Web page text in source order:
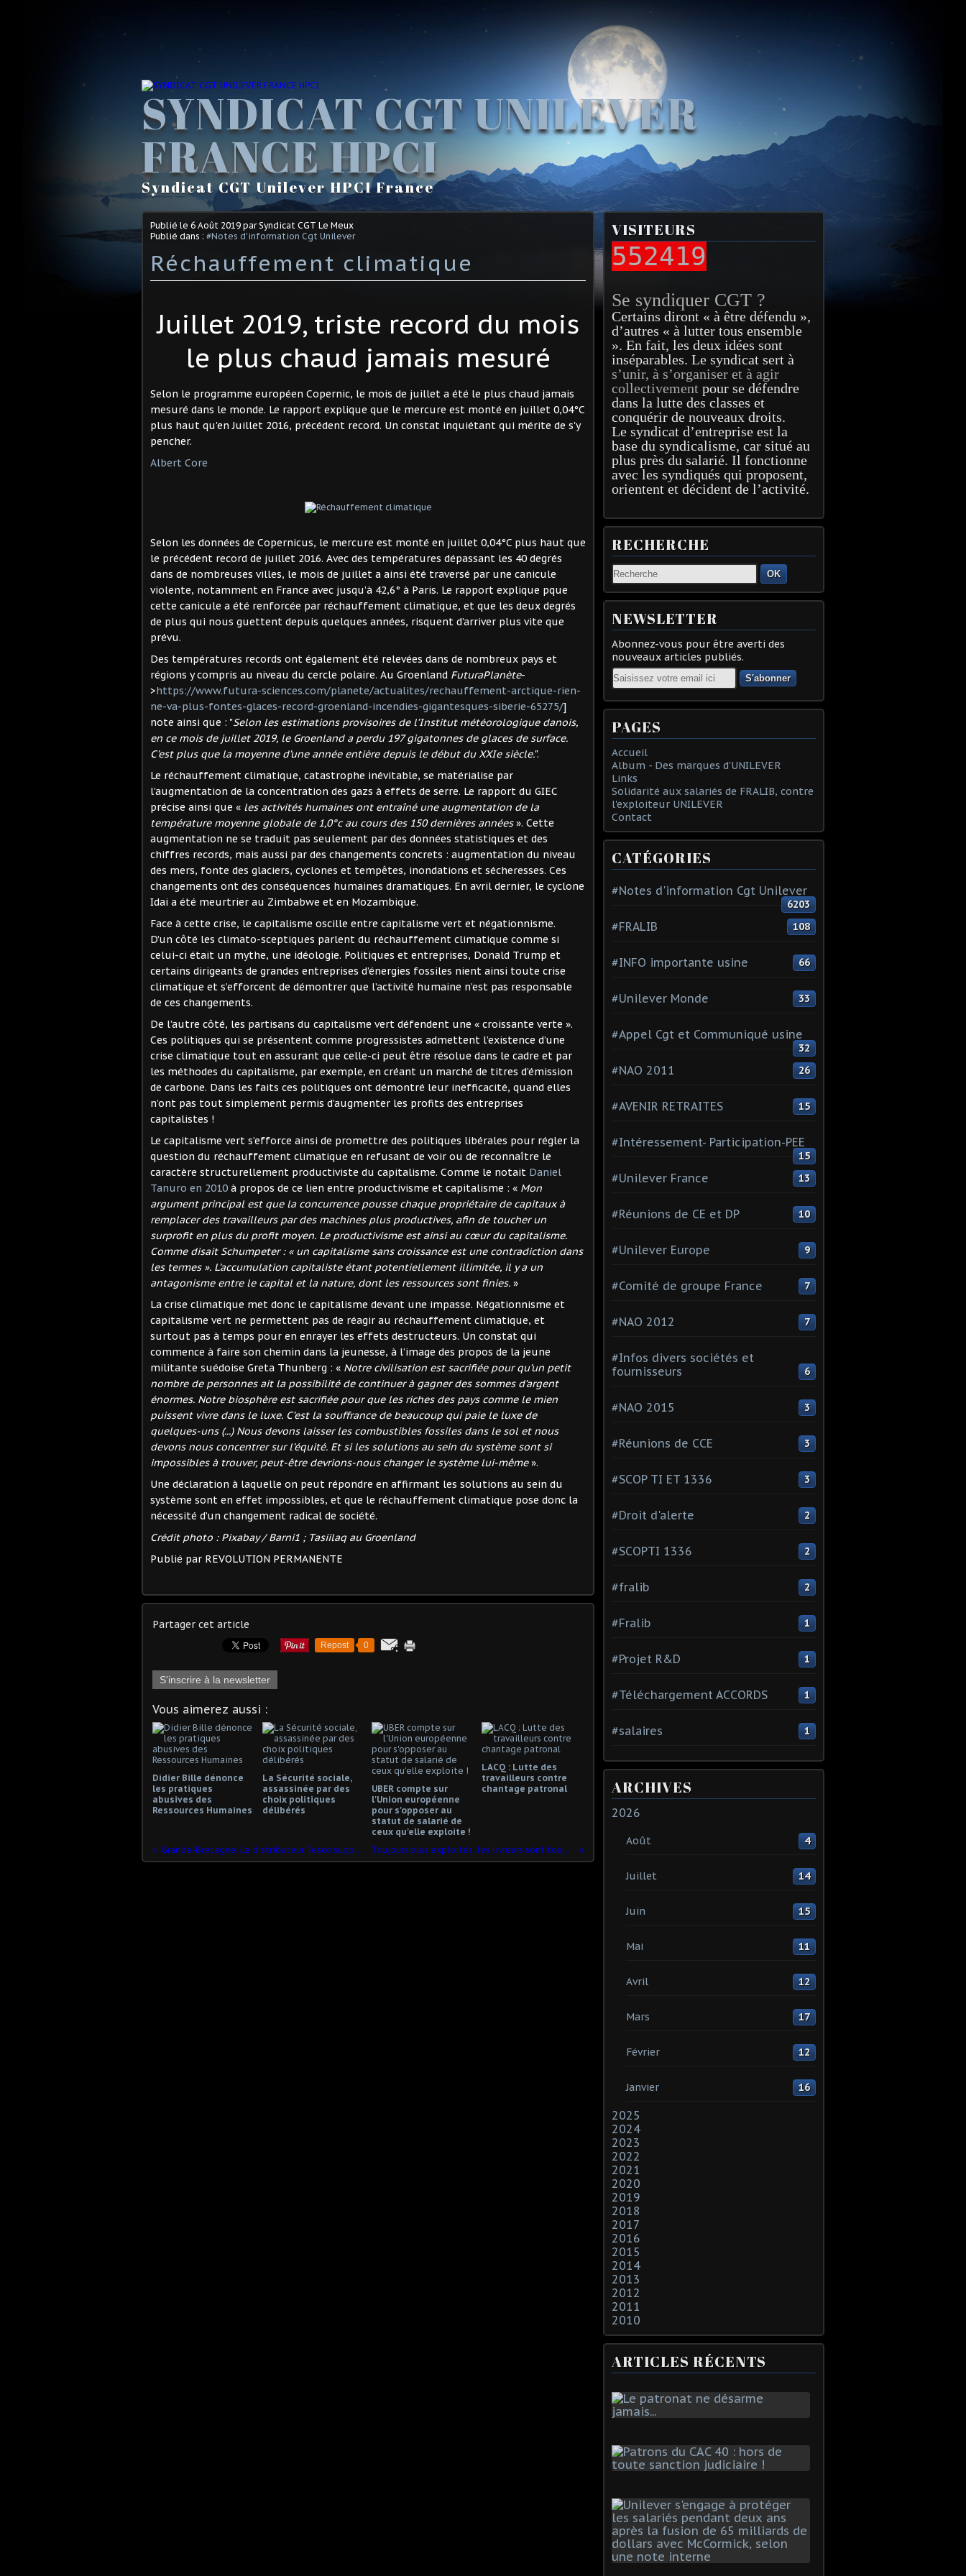
SYNDICAT CGT UNILEVER
FRANCE HPCI
Syndicat CGT Unilever HPCI France
Publié le 6 Août 2019 par Syndicat CGT Le Meux
Publié dans : #Notes d'information Cgt Unilever
Réchauffement climatique
Juillet 2019, triste record du mois
le plus chaud jamais mesuré
Selon le programme européen Copernic, le mois de juillet a été le plus chaud jamais
mesuré dans le monde. Le rapport explique que le mercure est monté en juillet 0,04°C
plus haut qu'en Juillet 2016, précédent record. Un constat inquiétant qui mérite de s'y
pencher.
Albert Core
Selon les données de Copernicus, le mercure est monté en juillet 0,04°C plus haut que
le précédent record de juillet 2016. Avec des températures dépassant les 40 degrés
dans de nombreuses villes, le mois de juillet a ainsi été traversé par une canicule
violente, notamment en France avec jusqu’à 42,6° à Paris. Le rapport explique pque
cette canicule a été renforcée par réchauffement climatique, et que les deux degrés
de plus qui nous guettent depuis quelques années, risquent d’arriver plus vite que
prévu.
Des températures records ont également été relevées dans de nombreux pays et
régions y compris au niveau du cercle polaire. Au Groenland FuturaPlanète-
>https://www.futura-sciences.com/planete/actualites/rechauffement-arctique-rien-
ne-va-plus-fontes-glaces-record-groenland-incendies-gigantesques-siberie-65275/]
note ainsi que : "Selon les estimations provisoires de l’Institut météorologique danois,
en ce mois de juillet 2019, le Groenland a perdu 197 gigatonnes de glaces de surface.
C’est plus que la moyenne d’une année entière depuis le début du XXIe siècle.".
Le réchauffement climatique, catastrophe inévitable, se matérialise par
l’augmentation de la concentration des gazs à effets de serre. Le rapport du GIEC
précise ainsi que « les activités humaines ont entraîné une augmentation de la
température moyenne globale de 1,0°c au cours des 150 dernières années». Cette
augmentation ne se traduit pas seulement par des données statistiques et des
chiffres records, mais aussi par des changements concrets : augmentation du niveau
des mers, fonte des glaciers, cyclones et tempêtes, inondations et sécheresses. Ces
changements ont des conséquences humaines dramatiques. En avril dernier, le cyclone
Idai a été meurtrier au Zimbabwe et en Mozambique.
Face à cette crise, le capitalisme oscille entre capitalisme vert et négationnisme.
D’un côté les climato-sceptiques parlent du réchauffement climatique comme si
celui-ci était un mythe, une idéologie. Politiques et entreprises, Donald Trump et
certains dirigeants de grandes entreprises d’énergies fossiles nient ainsi toute crise
climatique et s’efforcent de démontrer que l’activité humaine n’est pas responsable
de ces changements.
De l’autre côté, les partisans du capitalisme vert défendent une « croissante verte ».
Ces politiques qui se présentent comme progressistes admettent l’existence d’une
crise climatique tout en assurant que celle-ci peut être résolue dans le cadre et par
les méthodes du capitalisme, par exemple, en créant un marché de titres d’émission
de carbone. Dans les faits ces politiques ont démontré leur inefficacité, quand elles
n’ont pas tout simplement permis d’augmenter les profits des entreprises
capitalistes !
Le capitalisme vert s’efforce ainsi de promettre des politiques libérales pour régler la
question du réchauffement climatique en refusant de voir ou de reconnaître le
caractère structurellement productiviste du capitalisme. Comme le notait Daniel
Tanuro en 2010 à propos de ce lien entre productivisme et capitalisme : « Mon
argument principal est que la concurrence pousse chaque propriétaire de capitaux à
remplacer des travailleurs par des machines plus productives, afin de toucher un
surprofit en plus du profit moyen. Le productivisme est ainsi au cœur du capitalisme.
Comme disait Schumpeter : « un capitalisme sans croissance est une contradiction dans
les termes ». L’accumulation capitaliste étant potentiellement illimitée, il y a un
antagonisme entre le capital et la nature, dont les ressources sont finies. »
La crise climatique met donc le capitalisme devant une impasse. Négationnisme et
capitalisme vert ne permettent pas de réagir au réchauffement climatique, et
surtout pas à temps pour en enrayer les effets destructeurs. Un constat qui
commence à faire son chemin dans la jeunesse, à l’image des propos de la jeune
militante suédoise Greta Thunberg : « Notre civilisation est sacrifiée pour qu’un petit
nombre de personnes ait la possibilité de continuer à gagner des sommes d’argent
énormes. Notre biosphère est sacrifiée pour que les riches des pays comme le mien
puissent vivre dans le luxe. C’est la souffrance de beaucoup qui paie le luxe de
quelques-uns (...) Nous devons laisser les combustibles fossiles dans le sol et nous
devons nous concentrer sur l’équité. Et si les solutions au sein du système sont si
impossibles à trouver, peut-être devrions-nous changer le système lui-même».
Une déclaration à laquelle on peut répondre en affirmant les solutions au sein du
système sont en effet impossibles, et que le réchauffement climatique pose donc la
nécessité d’un changement radical de société.
Crédit photo : Pixabay / Barni1 ; Tasiilaq au Groenland
Publié par REVOLUTION PERMANENTE
Partager cet article
Repost 0
S'inscrire à la newsletter
Vous aimerez aussi :
Didier Bille dénonce
les pratiques
abusives des
Ressources Humaines
La Sécurité sociale,
assassinée par des
choix politiques
délibérés
UBER compte sur
l'Union européenne
pour s'opposer au
statut de salarié de
ceux qu'elle exploite !
LACQ : Lutte des
travailleurs contre
chantage patronal
Grande-Bretagne: Le distributeur Tesco supprime 4.500 emplois Toujours plus exploités, les livreurs sont toujours plus mobilisés
VISITEURS
552419
Se syndiquer CGT ?
Certains diront « à être défendu »,
d’autres « à lutter tous ensemble
». En fait, les deux idées sont
inséparables. Le syndicat sert à
s’unir, à s’organiser et à agir
collectivement pour se défendre
dans la lutte des classes et
conquérir de nouveaux droits.
Le syndicat d’entreprise est la
base du syndicalisme, car situé au
plus près du salarié. Il fonctionne
avec les syndiqués qui proposent,
orientent et décident de l’activité.
RECHERCHE
OK
NEWSLETTER
Abonnez-vous pour être averti des
nouveaux articles publiés.
Email
PAGES
Accueil
Album - Des marques d'UNILEVER
Links
Solidarité aux salariés de FRALIB, contre
l'exploiteur UNILEVER
Contact
CATÉGORIES
#Notes d'information Cgt Unilever
6203
#FRALIB 108
#INFO importante usine 66
#Unilever Monde 33
#Appel Cgt et Communiqué usine
32
#NAO 2011 26
#AVENIR RETRAITES 15
#Intéressement- Participation-PEE
15
#Unilever France 13
#Réunions de CE et DP 10
#Unilever Europe 9
#Comité de groupe France 7
#NAO 2012 7
#Infos divers sociétés et
fournisseurs
6
#NAO 2015 3
#Réunions de CCE 3
#SCOP TI ET 1336 3
#Droit d'alerte 2
#SCOPTI 1336 2
#fralib 2
#Fralib 1
#Projet R&D 1
#Téléchargement ACCORDS 1
#salaires 1
ARCHIVES
2026
Août 4
Juillet 14
Juin 15
Mai 11
Avril 12
Mars 17
Février 12
Janvier 16
2025
2024
2023
2022
2021
2020
2019
2018
2017
2016
2015
2014
2013
2012
2011
2010
ARTICLES RÉCENTS